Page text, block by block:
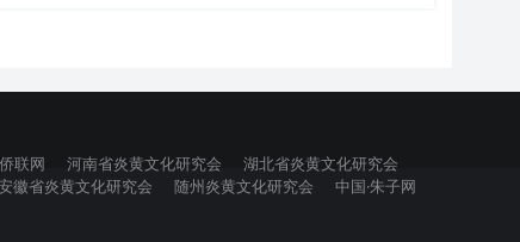
联网 河南省炎黄文化研究会
湖北省炎黄文化研究会
徽省炎黄文化研究会 随州炎黄文化研究会 中国·朱子网